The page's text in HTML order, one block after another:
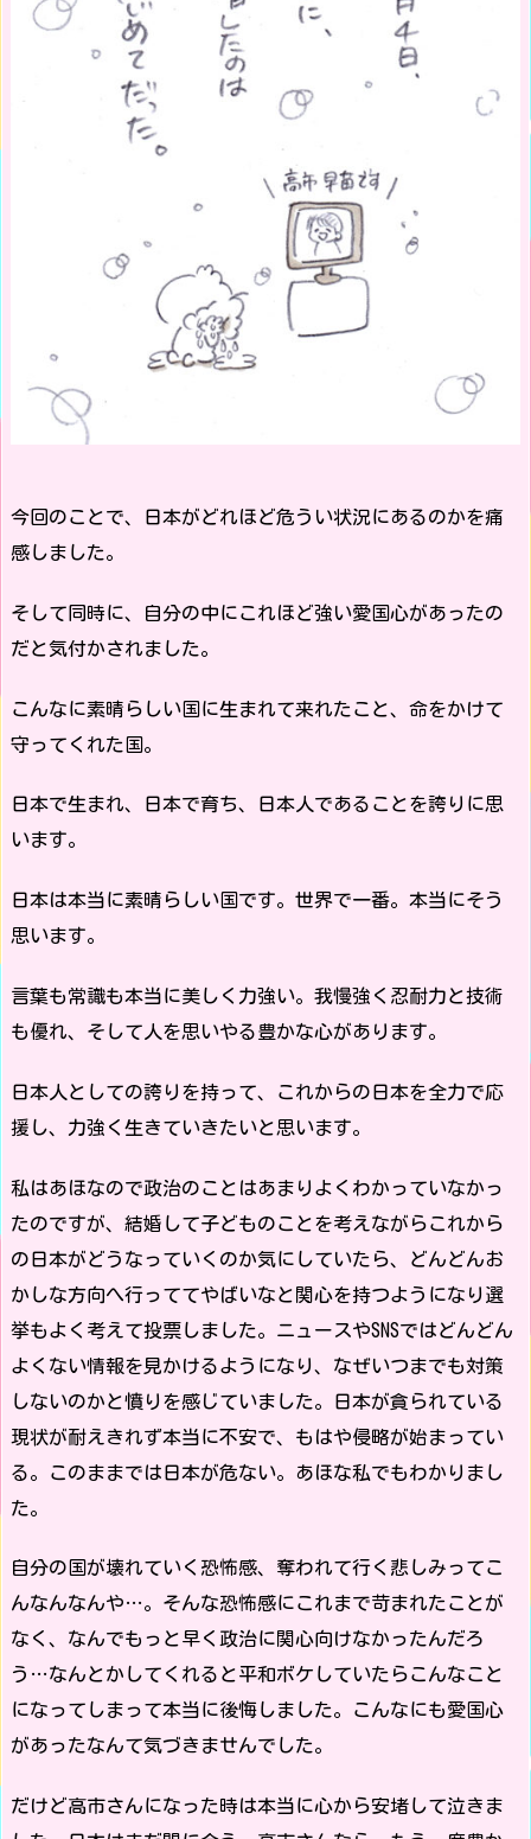
今回のことで、日本がどれほど危うい状況にあるのかを痛
感しました。
そして同時に、自分の中にこれほど強い愛国心があったの
だと気付かされました。
こんなに素晴らしい国に生まれて来れたこと、命をかけて
守ってくれた国。
日本で生まれ、日本で育ち、日本人であることを誇りに思
います。
日本は本当に素晴らしい国です。世界で一番。本当にそう
思います。
言葉も常識も本当に美しく力強い。我慢強く忍耐力と技術
も優れ、そして人を思いやる豊かな心があります。
日本人としての誇りを持って、これからの日本を全力で応
援し、力強く生きていきたいと思います。
私はあほなので政治のことはあまりよくわかっていなかっ
たのですが、結婚して子どものことを考えながらこれから
の日本がどうなっていくのか気にしていたら、どんどんお
かしな方向へ行っててやばいなと関心を持つようになり選
挙もよく考えて投票しました。ニュースやSNSではどんどん
よくない情報を見かけるようになり、なぜいつまでも対策
しないのかと憤りを感じていました。日本が貪られている
現状が耐えきれず本当に不安で、もはや侵略が始まってい
る。このままでは日本が危ない。あほな私でもわかりまし
た。
自分の国が壊れていく恐怖感、奪われて行く悲しみってこ
んなんなんや…。そんな恐怖感にこれまで苛まれたことが
なく、なんでもっと早く政治に関心向けなかったんだろ
う…なんとかしてくれると平和ボケしていたらこんなこと
になってしまって本当に後悔しました。こんなにも愛国心
があったなんて気づきませんでした。
だけど高市さんになった時は本当に心から安堵して泣きま